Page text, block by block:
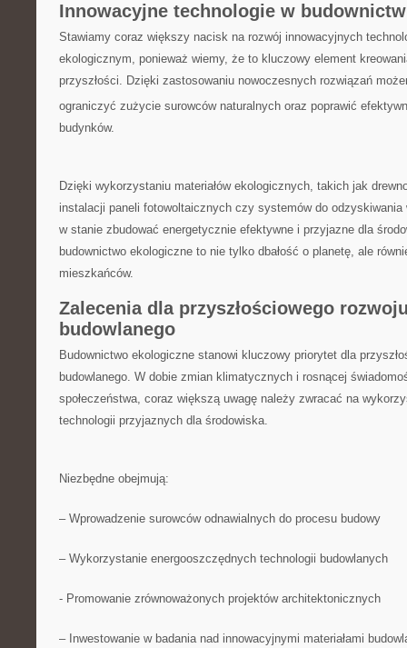
Innowacyjne technologie w
Stawiamy coraz większy nacisk na ⁣rozwój innowacyjnych
ekologicznym, ponieważ ⁣wiemy, że to kluczowy element
przyszłości. Dzięki⁢ zastosowaniu⁢ nowoczesnych‌ rozwiązań
ograniczyć zużycie surowców naturalnych oraz poprawić‌
budynków.
Dzięki wykorzystaniu ‍materiałów⁣ ekologicznych, ‌takich jak
instalacji ​paneli⁤ fotowoltaicznych czy systemów ‌do
⁣w stanie zbudować energetycznie efektywne i ‍przyjazne dla
budownictwo ekologiczne to nie ‍tylko ‍dbałość ⁤o planetę,⁤ ale
⁤mieszkańców.
Zalecenia dla przyszłościowego
⁢budowlanego
Budownictwo ekologiczne ‍stanowi kluczowy priorytet ⁢dla
‍budowlanego. W dobie zmian klimatycznych i rosnącej
⁢społeczeństwa,‌ coraz‍ większą ‌uwagę należy‌ zwracać na
technologii przyjaznych ⁤dla środowiska.
Niezbędne obejmują:
– Wprowadzenie surowców ⁢odnawialnych do‌ procesu ​budowy‍
– Wykorzystanie ‍energooszczędnych ⁣technologii budowlanych
-‍ Promowanie zrównoważonych projektów architektonicznych​
– Inwestowanie⁣ w badania nad ‍innowacyjnymi ⁣materiałami